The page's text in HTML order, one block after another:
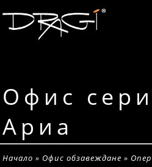
Офис
Ариа
Начало » Офис обзавеждане »